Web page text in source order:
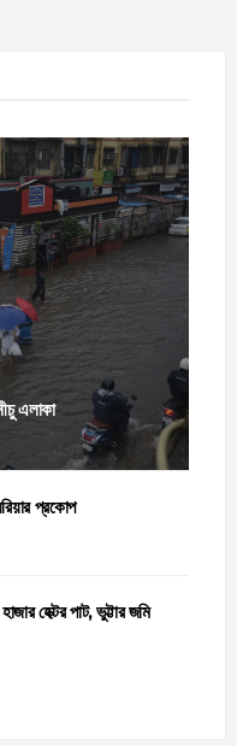
এলাকা
প্রকোপ
হেক্টর পাট, ভুট্টার জমি